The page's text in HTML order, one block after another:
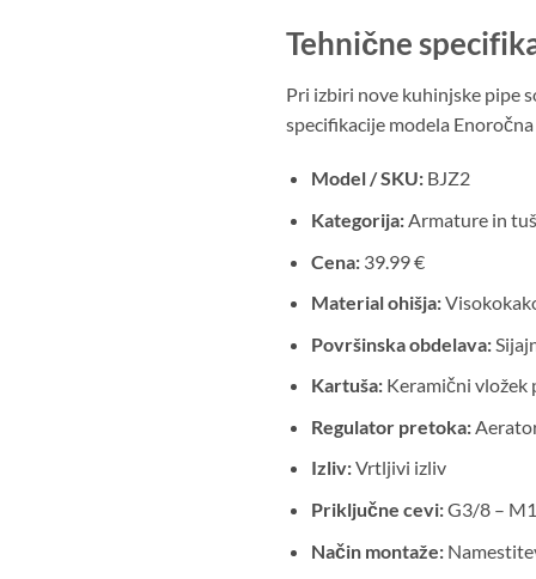
Tehnične
Pri izbiri nove kuhinjske pipe
specifikacije modela
Model / SKU:BJZ2
Kategorija:Armature in
Cena:39.99 €
Material ohišja:
Površinska obdelava:
Kartuša:Keramični vložek
Regulator pretoka:
Izliv:Vrtljivi izliv
Priključne cevi:G3/8 –
Način montaže: